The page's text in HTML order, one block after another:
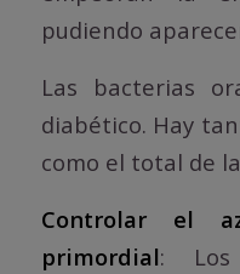
pudiendo
Las bacterias
diabético. Hay
como el total de
Controlar el
primordial: Los